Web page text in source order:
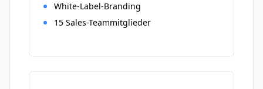
White-Label-Branding
15 Sales-Teammitglieder